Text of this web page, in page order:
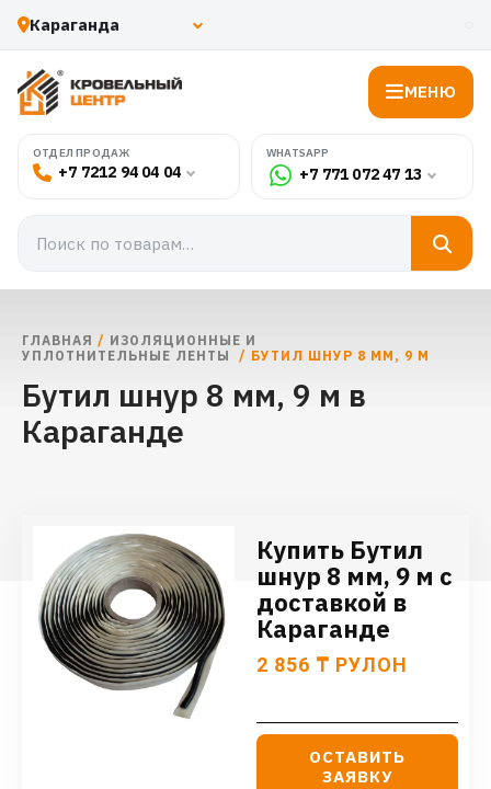
МЕНЮ
ОТДЕЛ ПРОДАЖ
+7 7212 94 04 04
WHATSAPP
+7 771 072 47 13
ГЛАВНАЯ / ИЗОЛЯЦИОННЫЕ И
УПЛОТНИТЕЛЬНЫЕ ЛЕНТЫ
/ БУТИЛ ШНУР 8 ММ, 9 М
Бутил шнур 8 мм, 9 м в
Караганде
Купить Бутил
шнур 8 мм, 9 м с
доставкой в
Караганде
2 856 ₸ РУЛОН
ОСТАВИТЬ
ЗАЯВКУ